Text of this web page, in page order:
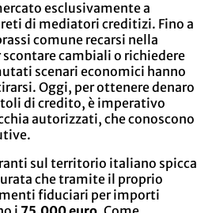
esclusivamente a
di mediatori creditizi. Fino a
comune recarsi nella
cambiali o richiedere
scenari economici hanno
Oggi, per ottenere denaro
di credito, è imperativo
autorizzati, che conoscono
sul territorio italiano spicca
che tramite il proprio
fiduciari per importi